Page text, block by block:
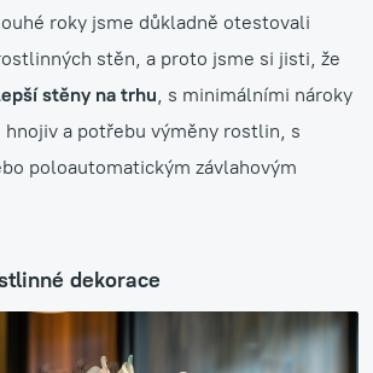
roky jsme důkladně otestovali
stěn, a proto jsme si jisti, že
stěny na trhu, s minimálními nároky
hnojiv a potřebu výměny rostlin, s
poloautomatickým závlahovým
dekorace